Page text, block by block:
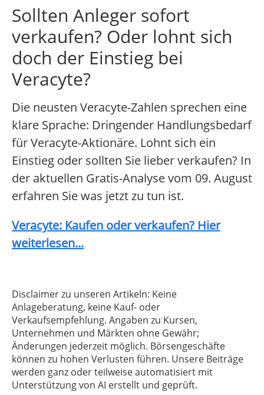
Sollten Anleger sofort
verkaufen? Oder lohnt sich
doch der Einstieg bei
Veracyte?
Die neusten Veracyte-Zahlen sprechen eine
klare Sprache: Dringender Handlungsbedarf
für Veracyte-Aktionäre. Lohnt sich ein
Einstieg oder sollten Sie lieber verkaufen? In
der aktuellen Gratis-Analyse vom 09. August
erfahren Sie was jetzt zu tun ist.
Veracyte: Kaufen oder verkaufen? Hier
weiterlesen...
Disclaimer zu unseren Artikeln: Keine
Anlageberatung, keine Kauf- oder
Verkaufsempfehlung. Angaben zu Kursen,
Unternehmen und Märkten ohne Gewähr;
Änderungen jederzeit möglich. Börsengeschäfte
können zu hohen Verlusten führen. Unsere Beiträge
werden ganz oder teilweise automatisiert mit
Unterstützung von AI erstellt und geprüft.